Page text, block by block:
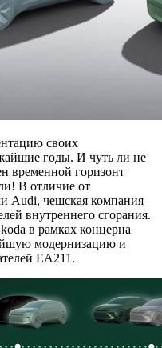
своих
годы. И чуть ли не
временной горизонт
В отличие от
Audi, чешская компания
внутреннего сгорания.
в рамках концерна
модернизацию и
EA211.